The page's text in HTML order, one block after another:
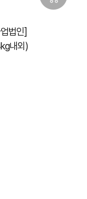
추방울토마토 단마